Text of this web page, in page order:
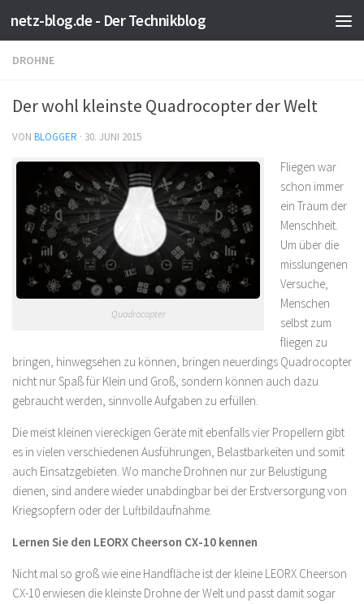
Zum Inhalt springen
netz-blog.de - Der Technikblog
DROHNE
Der wohl kleinste Quadrocopter der Welt
VON BLOGGER · 30. JUNI 2015
Quadrocopter
Fliegen war
schon immer
ein Traum der
Menschheit.
Um über die
misslungenen
Versuche,
Menschen
selbst zum
fliegen zu
bringen, hinwegsehen zu können, bringen neuerdings Quadrocopter
nicht nur Spaß für Klein und Groß, sondern können auch dazu
gebraucht werden, sinnvolle Aufgaben zu erfüllen.
Die meist kleinen viereckigen Geräte mit ebenfalls vier Propellern gibt
es in vielen verschiedenen Ausführungen, Belastbarkeiten und somit
auch Einsatzgebieten. Wo manche Drohnen nur zur Belustigung
dienen, sind andere wieder unabdingbar bei der Erstversorgung von
Kriegsopfern oder der Luftbildaufnahme.
Lernen Sie den LEORX Cheerson CX-10 kennen
Nicht mal so groß wie eine Handfläche ist der kleine LEORX Cheerson
CX-10 erwiesen die kleinste Drohne der Welt und passt damit sogar